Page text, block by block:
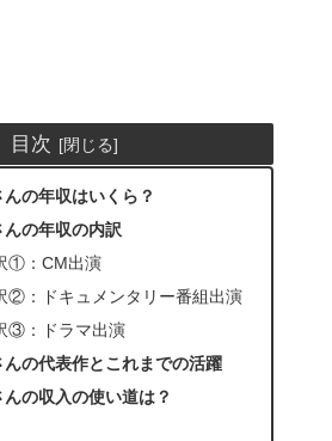
目次
の年収はいくら？
の年収の内訳
①：CM出演
②：ドキュメンタリー番組出演
③：ドラマ出演
の代表作とこれまでの活躍
の収入の使い道は？